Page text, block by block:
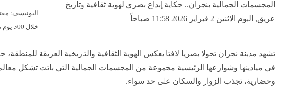
خلال 300 يوم من وقف إطلاق النار
المجسمات الجمالية بنجران.. حكاية إبداع بصري لهوية ثقافية وتاريخ
عريق, اليوم الاثنين 2 فبراير 2026 11:58 صباحاً
تشهد مدينة نجران تحولا بصريا لافتا يعكس الهوية الثقافية والتاريخية العريقة
في ميادينها وشوارعها الرئيسية مجموعة من المجسمات الجمالية التي باتت تشكل
وحضارية، تجذب الزوار والسكان على حد سواء.